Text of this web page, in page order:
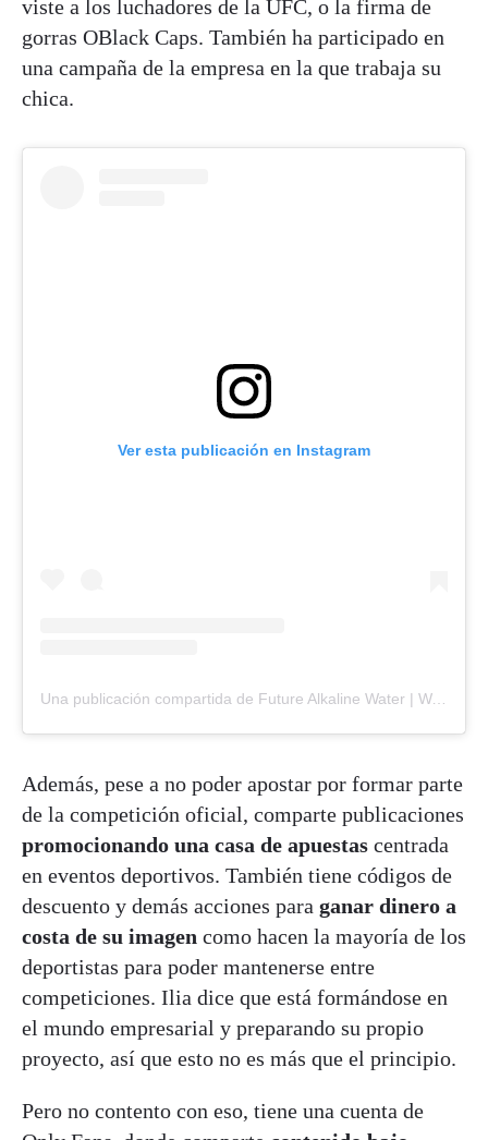
viste a los luchadores de la UFC, o la firma de
gorras OBlack Caps. También ha participado en
una campaña de la empresa en la que trabaja su
chica.
Ver esta publicación en Instagram
Una publicación compartida de Future Alkaline Water | Water purification systems (@futurealkalinewater)
Además, pese a no poder apostar por formar parte
de la competición oficial, comparte publicaciones
promocionando una casa de apuestas centrada
en eventos deportivos. También tiene códigos de
descuento y demás acciones para ganar dinero a
costa de su imagen como hacen la mayoría de los
deportistas para poder mantenerse entre
competiciones. Ilia dice que está formándose en
el mundo empresarial y preparando su propio
proyecto, así que esto no es más que el principio.
Pero no contento con eso, tiene una cuenta de